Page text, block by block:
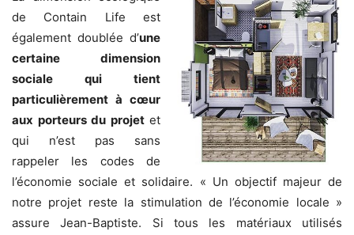
de Contain Life est
également doublée d’une
certaine dimension
sociale qui tient
particulièrement à cœur
aux porteurs du projetet
qui n’est pas sans
rappeler les codes de
l’économie sociale et solidaire. « Un objectif majeur de
notre projet reste la stimulation de l’économie locale »
assure Jean-Baptiste. Si tous les matériaux utilisés